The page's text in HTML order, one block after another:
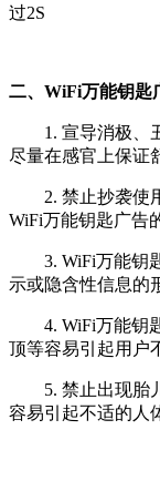
过2S
二、WiFi万能钥匙
1. 宣导消极、
尽量在感官上保证
2. 禁止抄袭使
WiFi万能钥匙广告
3. WiFi万能钥
示或隐含性信息的
4. WiFi万能钥
顶等容易引起用户
5. 禁止出现胎
容易引起不适的人